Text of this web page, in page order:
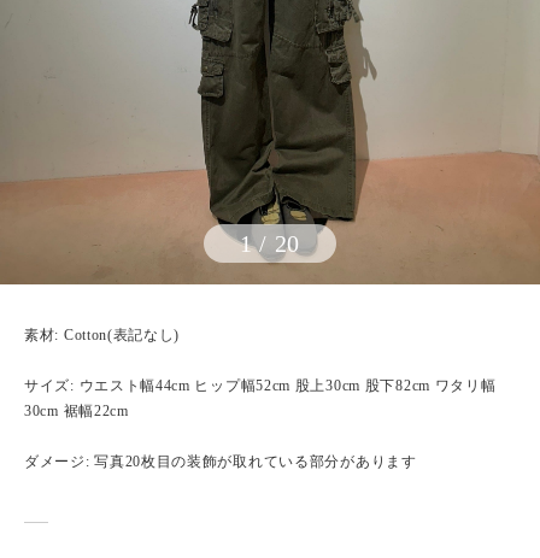
1/ 20
素材: Cotton(表記なし)
サイズ: ウエスト幅44cm ヒップ幅52cm 股上30cm 股下82cm ワタリ幅
30cm 裾幅22cm
ダメージ: 写真20枚目の装飾が取れている部分があります